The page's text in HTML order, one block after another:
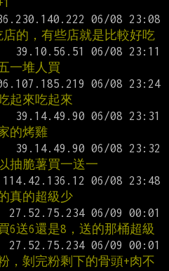
的，有些店就是比較好吃
一堆人買
起來吃起來
的烤雞
抽脆薯買一送一
真的超級少
6送6還是8，送的那桶超級
，剝完粉剩下的骨頭+肉不